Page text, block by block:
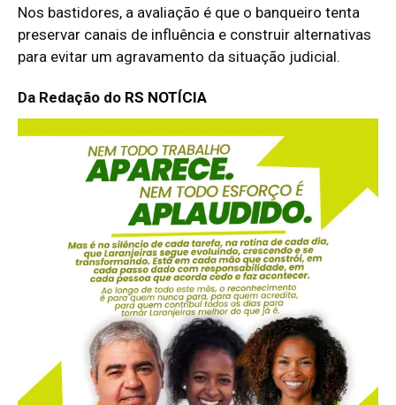
Nos bastidores, a avaliação é que o banqueiro tenta
preservar canais de influência e construir alternativas
para evitar um agravamento da situação judicial.
Da Redação do RS NOTÍCIA